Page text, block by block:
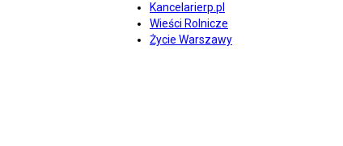
Kancelarierp.pl
Wieści Rolnicze
Życie Warszawy